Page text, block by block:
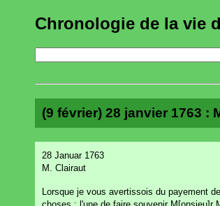
Chronologie de la vie
(9 février) 28 janvier 1763 :
28 Januar 1763
M. Clairaut
Lorsque je vous avertissois du payement